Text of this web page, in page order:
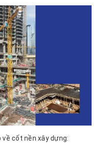
cốt nền xây dựng: